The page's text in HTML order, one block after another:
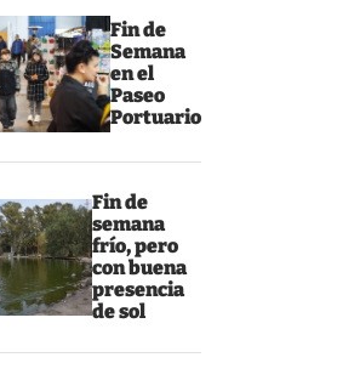
Fin de
Semana
en el
Paseo
Portuario
Fin de
semana
frío, pero
con buena
presencia
de sol